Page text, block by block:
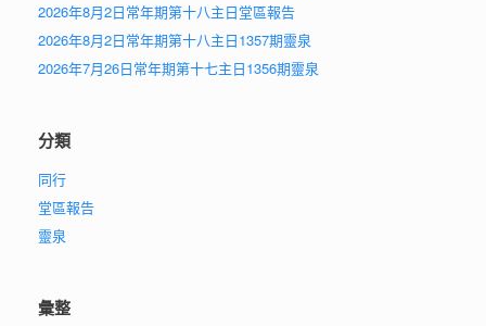
2026年8月2日常年期第十八主日堂區報告
2026年8月2日常年期第十八主日1357期靈泉
2026年7月26日常年期第十七主日1356期靈泉
分類
同行
堂區報告
靈泉
彙整